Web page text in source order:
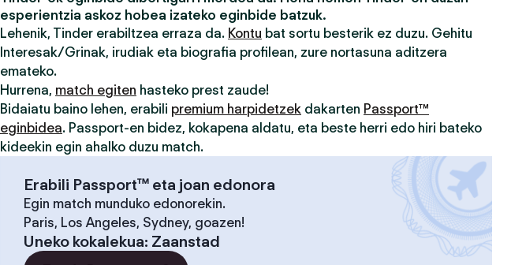
esperientzia askoz hobea izateko eginbide batzuk.
Lehenik, Tinder erabiltzea erraza da. Kontu bat sortu besterik ez duzu. Gehitu
Interesak/Grinak, irudiak eta biografia profilean, zure nortasuna aditzera
emateko.
Hurrena, match egiten hasteko prest zaude!
Bidaiatu baino lehen, erabili premium harpidetzek dakarten Passport™
eginbidea. Passport-en bidez, kokapena aldatu, eta beste herri edo hiri bateko
kideekin egin ahalko duzu match.
Erabili Passport™ eta joan edonora
Egin match munduko edonorekin.
Paris, Los Angeles, Sydney, goazen!
Uneko kokalekua: Zaanstad